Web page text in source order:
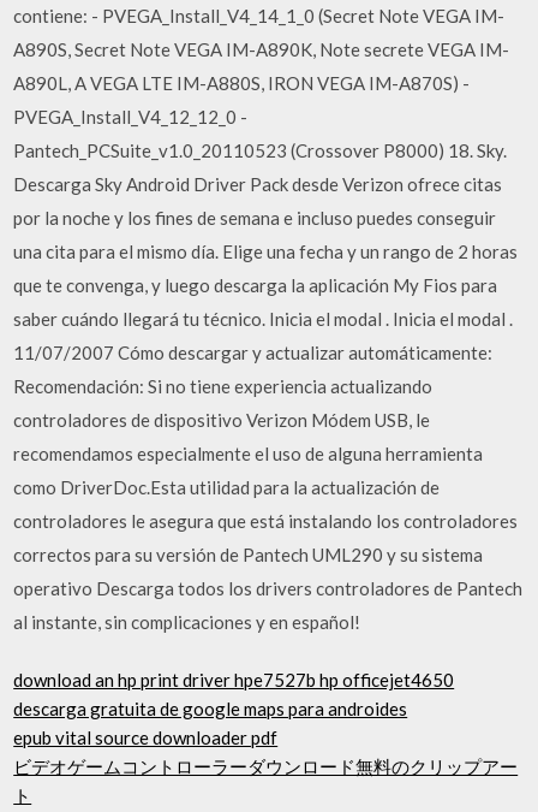
contiene: - PVEGA_Install_V4_14_1_0 (Secret Note VEGA IM-
A890S, Secret Note VEGA IM-A890K, Note secrete VEGA IM-
A890L, A VEGA LTE IM-A880S, IRON VEGA IM-A870S) -
PVEGA_Install_V4_12_12_0 -
Pantech_PCSuite_v1.0_20110523 (Crossover P8000) 18. Sky.
Descarga Sky Android Driver Pack desde Verizon ofrece citas
por la noche y los fines de semana e incluso puedes conseguir
una cita para el mismo día. Elige una fecha y un rango de 2 horas
que te convenga, y luego descarga la aplicación My Fios para
saber cuándo llegará tu técnico. Inicia el modal . Inicia el modal .
11/07/2007 Cómo descargar y actualizar automáticamente:
Recomendación: Si no tiene experiencia actualizando
controladores de dispositivo Verizon Módem USB, le
recomendamos especialmente el uso de alguna herramienta
como DriverDoc.Esta utilidad para la actualización de
controladores le asegura que está instalando los controladores
correctos para su versión de Pantech UML290 y su sistema
operativo Descarga todos los drivers controladores de Pantech
al instante, sin complicaciones y en español!
download an hp print driver hpe7527b hp officejet4650
descarga gratuita de google maps para androides
epub vital source downloader pdf
ビデオゲームコントローラーダウンロード無料のクリップアー
ト